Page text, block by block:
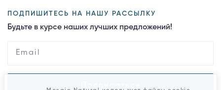
ПОДПИШИТЕСЬ НА НАШУ РАССЫЛКУ
Будьте в курсе наших лучших предложений!